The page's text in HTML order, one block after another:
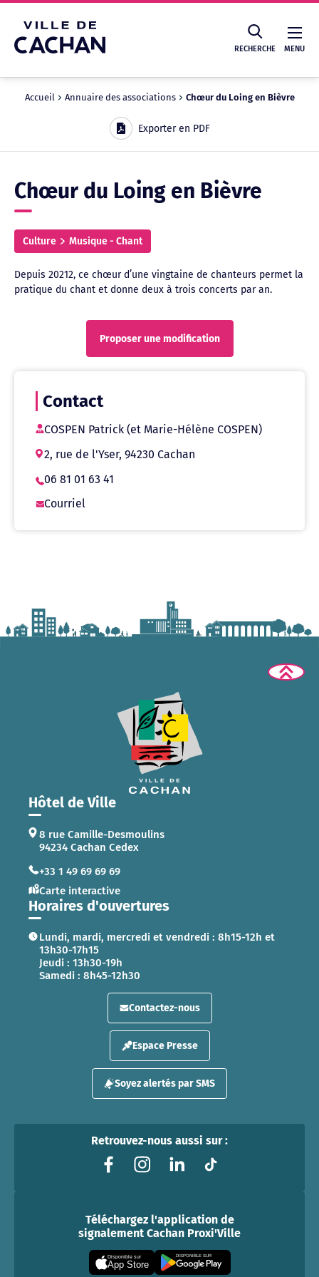
RECHERCHE MENU
Recherche
Accueil Annuaire des associations Chœur du Loing en Bièvre
Exporter en PDF
Chœur du Loing en Bièvre
Culture Musique - Chant
Depuis 20212, ce chœur d’une vingtaine de chanteurs permet la
pratique du chant et donne deux à trois concerts par an.
Proposer une modification
Contact
COSPEN Patrick (et Marie-Hélène COSPEN)
2, rue de l'Yser, 94230 Cachan
06 81 01 63 41
Courriel
Hôtel de Ville
8 rue Camille-Desmoulins
94234 Cachan Cedex
+33 1 49 69 69 69
Carte interactive
Horaires d'ouvertures
Lundi, mardi, mercredi et vendredi : 8h15-12h et
13h30-17h15
Jeudi : 13h30-19h
Samedi : 8h45-12h30
Contactez-nous
Espace Presse
Soyez alertés par SMS
Retrouvez-nous aussi sur :
Téléchargez l'application de
signalement Cachan Proxi'Ville
Disponible sur
App Store
DISPONIBLE SUR
Cookies management panel